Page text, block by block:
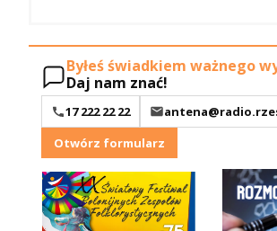
Byłeś świadkiem ważnego
Daj nam znać!
17 222 22 22
Otwórz formularz